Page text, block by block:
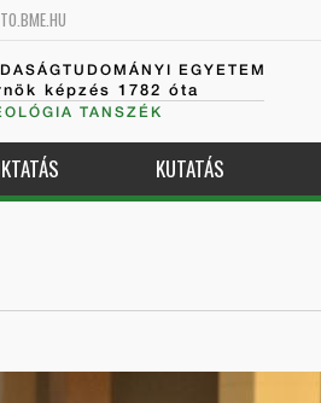
EGYETEM
képzés 1782 óta
TANSZÉK
KUTATÁS